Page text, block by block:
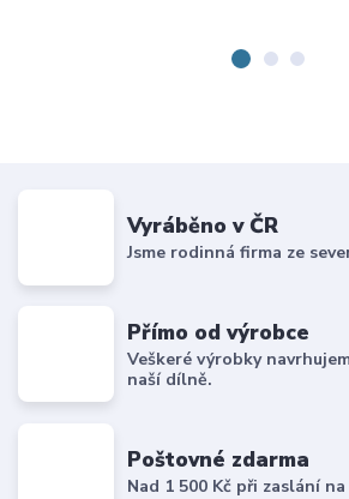
Vyráběno v ČR
Jsme rodinná firma ze
Přímo od výrobce
Veškeré výrobky
naší dílně.
Poštovné zdarma
Nad 1 500 Kč při zaslání